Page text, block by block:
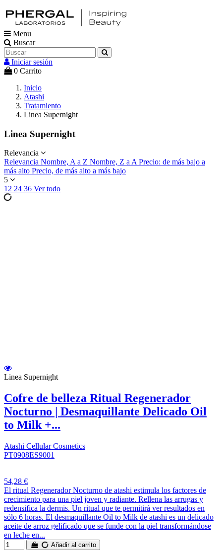
Menu
Buscar
Iniciar sesión
0 Carrito
Inicio
Atashi
Tratamiento
Linea Supernight
Linea Supernight
Relevancia
Relevancia Nombre, A a Z Nombre, Z a A Precio: de más bajo a
más alto Precio, de más alto a más bajo
5
12 24 36 Ver todo
Linea Supernight
Cofre de belleza Ritual Regenerador
Nocturno | Desmaquillante Delicado Oil
to Milk +...
Atashi Cellular Cosmetics
PT0908ES9001
54,28 €
El ritual Regenerador Nocturno de atashi estimula los factores de
crecimiento para una piel joven y radiante. Rellena las arrugas y
redensifica la dermis. Un ritual que te permitirá ver resultados en
sólo 6 horas. El desmaquillante Oil to Milk de atashi es un delicado
aceite de arroz gelificado que se funde con la piel transformándose
en leche en...
Añadir al carrito